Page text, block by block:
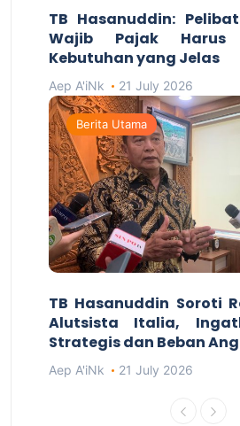
TB Hasanuddin:
Wajib Pajak Harus
Kebutuhan yang Jelas
Aep A'iNk 21 July 2026
Berita Utama
TB Hasanuddin Soroti
Alutsista Italia,
Strategis dan Beban
Aep A'iNk 21 July 2026